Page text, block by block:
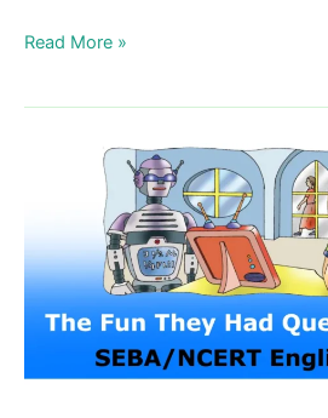
Class
Question
Answer
Read More »